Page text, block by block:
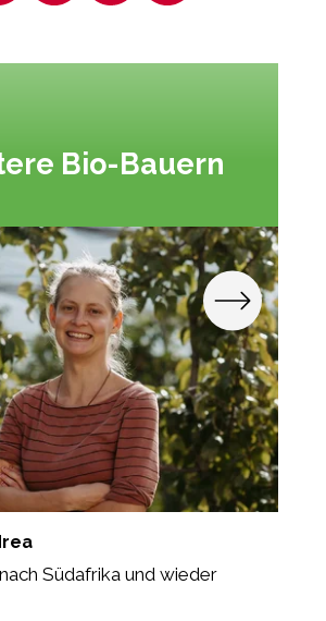
Bio-Bauern
Südafrika und wieder